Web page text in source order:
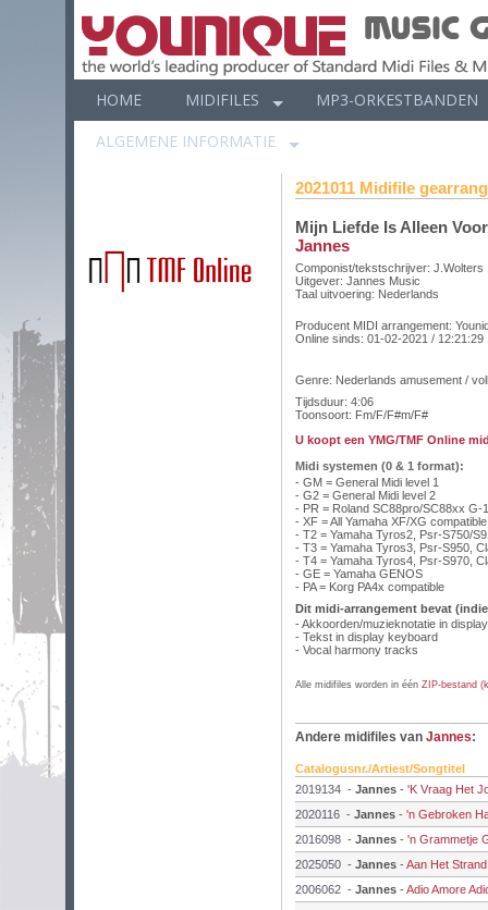
HOME MIDIFILES
MP3-ORKESTBANDEN
ALGEMENE INFORMATIE
2021011 Midifile
Mijn Liefde Is Alleen
Jannes
Componist/tekstschrijver: J.Wolters
Uitgever: Jannes Music
Taal uitvoering: Nederlands
Producent MIDI arrangement:
Online sinds: 01-02-2021 / 12:21:29
Genre: Nederlands amusement /
Tijdsduur: 4:06
Toonsoort: Fm/F/F#m/F#
U koopt een YMG/TMF Online
Midi systemen (0 & 1 format):
- GM = General Midi level 1
- G2 = General Midi level 2
- PR = Roland SC88pro/SC88xx G-
- XF = All Yamaha XF/XG
- T2 = Yamaha Tyros2, Psr-S750/
- T3 = Yamaha Tyros3, Psr-S950,
- T4 = Yamaha Tyros4, Psr-S970,
- GE = Yamaha GENOS
- PA = Korg PA4x compatible
Dit midi-arrangement bevat
- Akkoorden/muzieknotatie in
- Tekst in display keyboard
- Vocal harmony tracks
Alle midifiles worden in één ZIP-bestand
Andere midifiles van Jannes:
Catalogusnr./Artiest/Songtitel
2019134 - Jannes - 'K Vraag Het
2020116 - Jannes - 'n Gebroken
2016098 - Jannes - 'n Grammetje
2025050 - Jannes -Aan Het
2006062 - Jannes -Adio Amore